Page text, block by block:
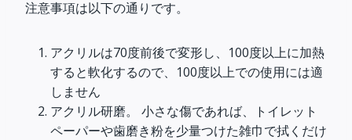
注意事項は以下の通りです。
アクリルは70度前後で変形し、100度以上に加熱
すると軟化するので、100度以上での使用には適
しません
アクリル研磨。 小さな傷であれば、トイレット
ペーパーや歯磨き粉を少量つけた雑巾で拭くだけ